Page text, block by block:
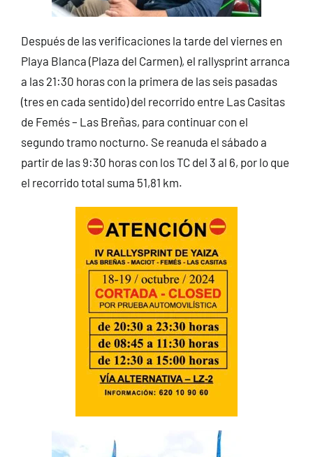
Después de las verificaciones la tarde del viernes en
Playa Blanca (Plaza del Carmen), el rallysprint arranca
a las 21:30 horas con la primera de las seis pasadas
(tres en cada sentido) del recorrido entre Las Casitas
de Femés – Las Breñas, para continuar con el
segundo tramo nocturno. Se reanuda el sábado a
partir de las 9:30 horas con los TC del 3 al 6, por lo que
el recorrido total suma 51,81 km.